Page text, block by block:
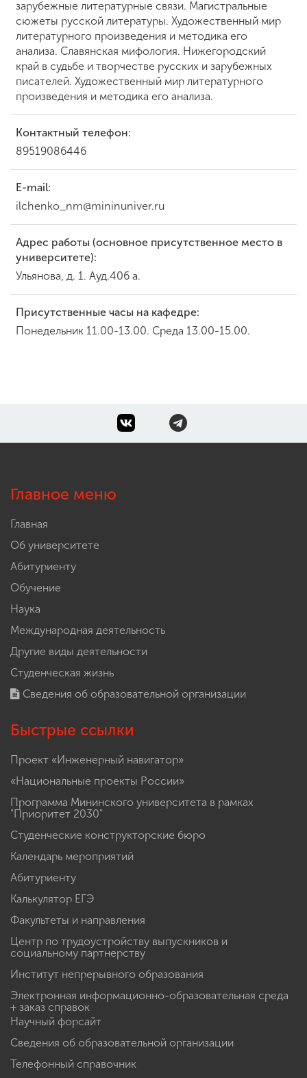
зарубежные литературные связи. Магистральные
сюжеты русской литературы. Художественный мир
литературного произведения и методика его
анализа. Славянская мифология. Нижегородский
край в судьбе и творчестве русских и зарубежных
писателей. Художественный мир литературного
произведения и методика его анализа.
Контактный телефон:
89519086446
E-mail:
ilchenko_nm@mininuniver.ru
Адрес работы (основное присутственное место в
университете):
Ульянова, д. 1. Ауд.406 а.
Присутственные часы на кафедре:
Понедельник 11.00-13.00. Среда 13.00-15.00.
Главное меню
Главная
Об университете
Абитуриенту
Обучение
Наука
Международная деятельность
Другие виды деятельности
Студенческая жизнь
Сведения об образовательной организации
Быстрые ссылки
Проект «Инженерный навигатор»
«Национальные проекты России»
Программа Мининского университета в рамках
"Приоритет 2030"
Студенческие конструкторские бюро
Календарь мероприятий
Абитуриенту
Калькулятор ЕГЭ
Факультеты и направления
Центр по трудоустройству выпускников и
социальному партнерству
Институт непрерывного образования
Электронная информационно-образовательная среда
+ заказ справок
Научный форсайт
Сведения об образовательной организации
Телефонный справочник